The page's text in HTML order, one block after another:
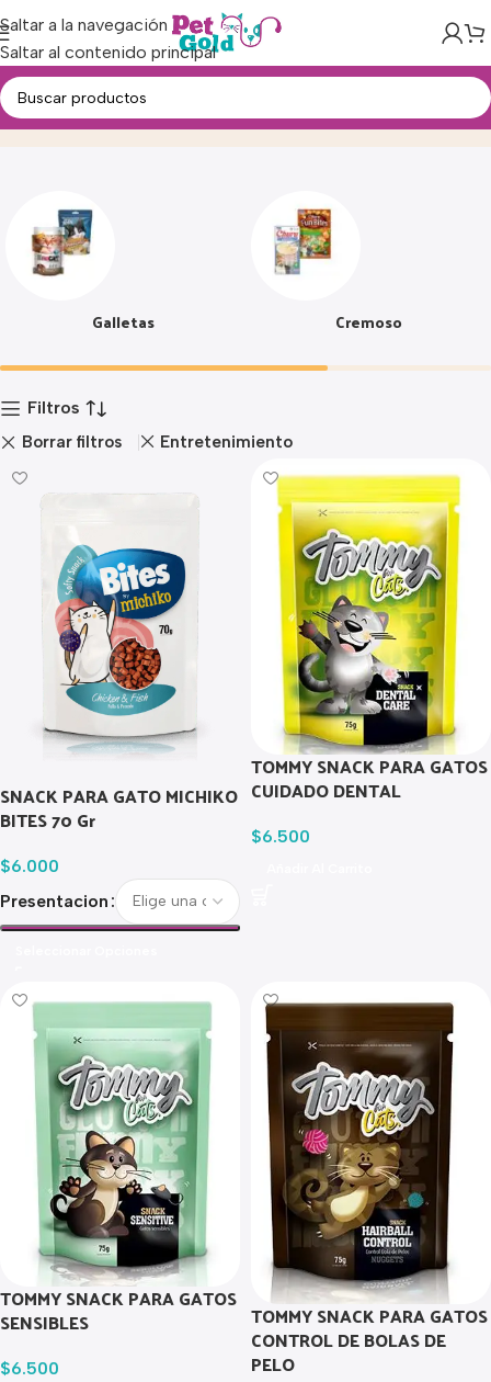
Saltar a la navegación
Saltar al contenido principal
SnacksInicio Producto
Galletas Cremoso
Filtros
Borrar filtros Entretenimiento
SNACK PARA GATO MICHIKO
BITES 70 Gr
$6.000
Presentacion
TOMMY SNACK PARA GATOS
CUIDADO DENTAL
$6.500
TOMMY SNACK PARA GATOS
SENSIBLES
$6.500
TOMMY SNACK PARA GATOS
CONTROL DE BOLAS DE
PELO